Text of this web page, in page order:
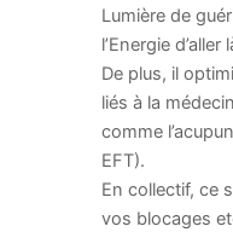
Lumière de
l’Energie
De plus, il
liés à la
comme
EFT).
En collectif, ce
vos blocages